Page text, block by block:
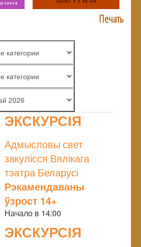
Печать
ЭКСКУРСІЯ
Адмысловы свет
закулісся Вялікага
тэатра Беларусі
Рэкамендаваны
ўзрост 14+
Начало в 14:00
ЭКСКУРСІЯ